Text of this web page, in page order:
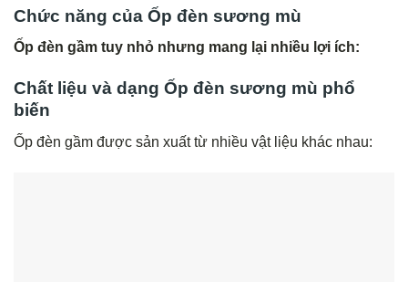
Chức năng của Ốp đèn sương mù
Ốp đèn gầm tuy nhỏ nhưng mang lại nhiều lợi ích:
Chất liệu và dạng Ốp đèn sương mù phổ
biến
Ốp đèn gầm được sản xuất từ nhiều vật liệu khác nhau: